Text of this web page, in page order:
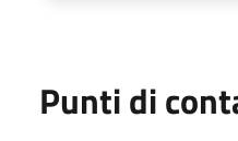
Punti di